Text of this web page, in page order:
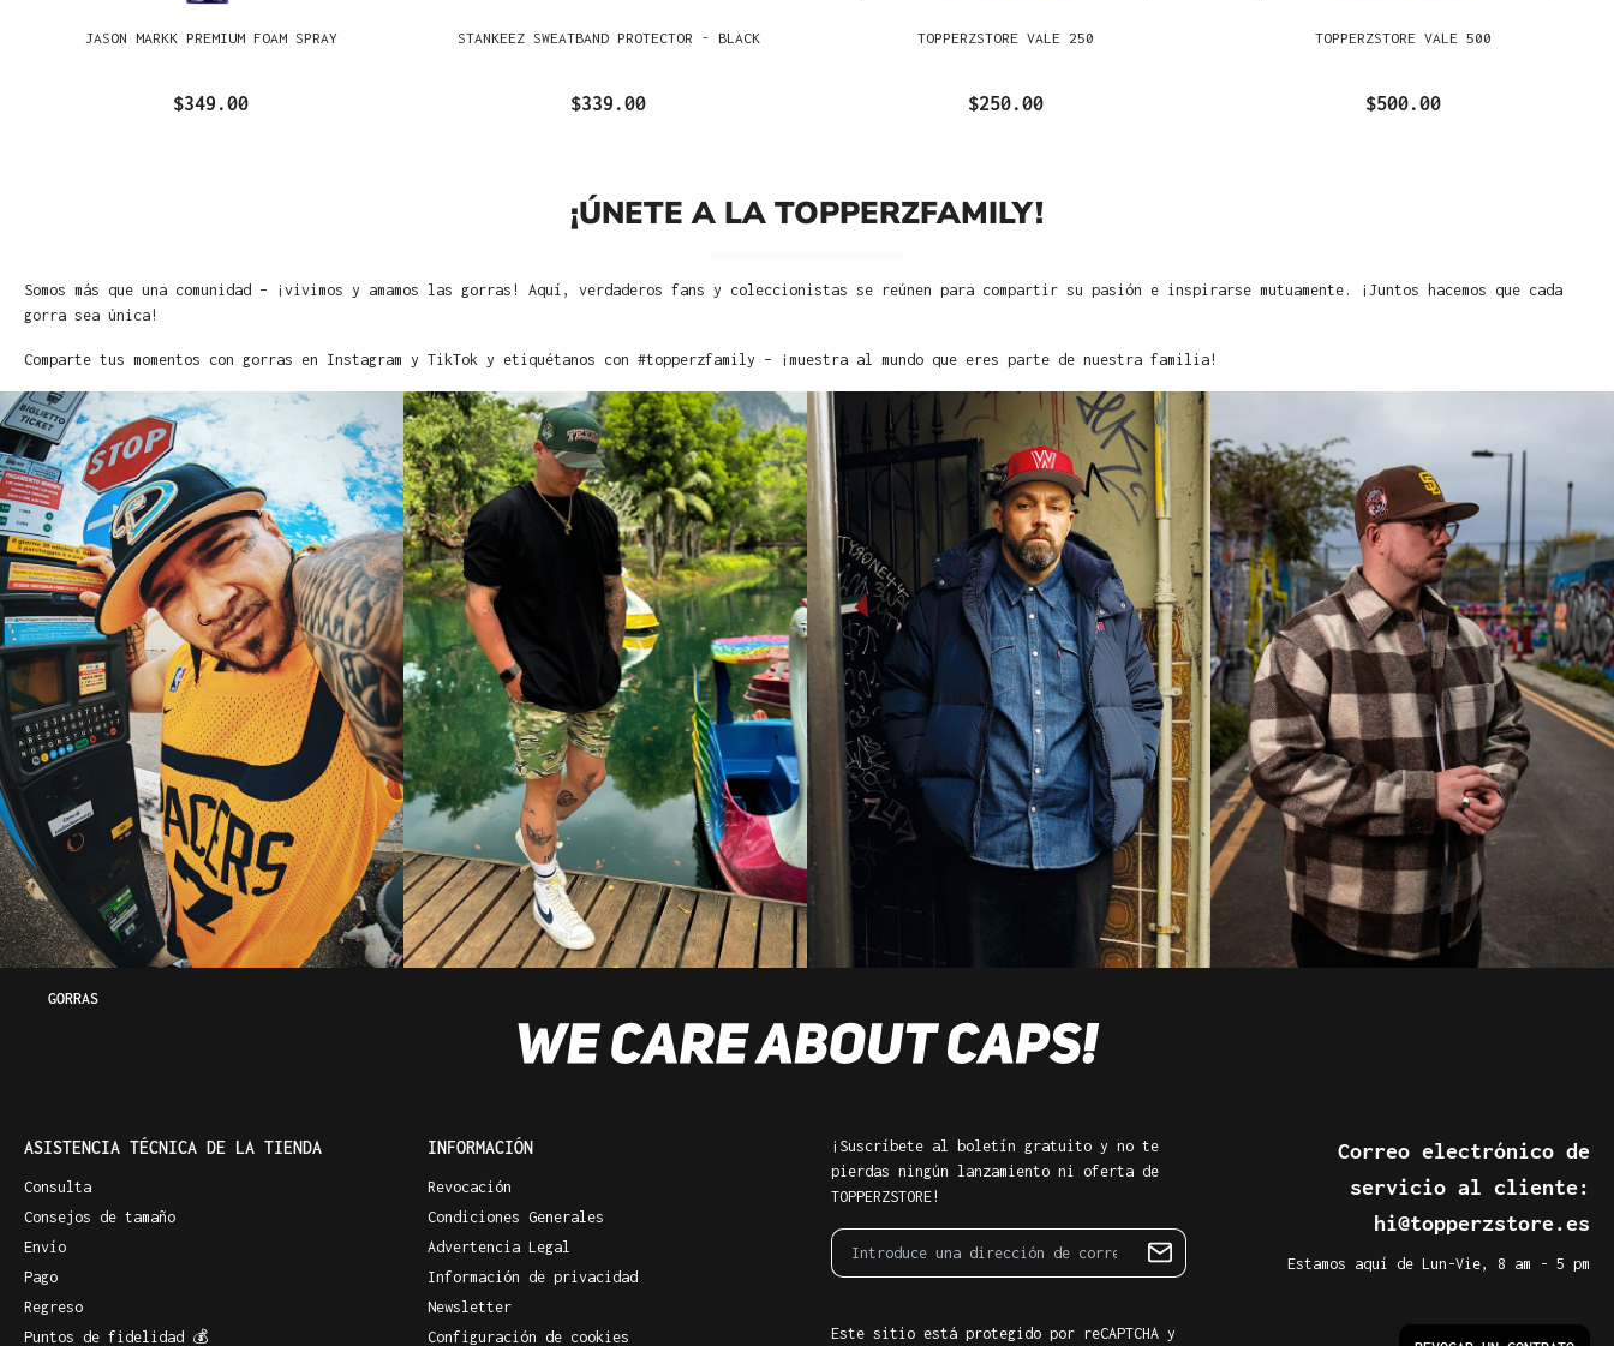
JASON MARKK PREMIUM FOAM SPRAY
$349.00
STANKEEZ SWEATBAND PROTECTOR - BLACK
$339.00
TOPPERZSTORE VALE 250
$250.00
TOPPERZSTORE VALE 500
$500.00
¡ÚNETE A LA TOPPERZFAMILY!
Somos más que una comunidad – ¡vivimos y amamos las gorras! Aquí, verdaderos fans y coleccionistas se reúnen para compartir su pasión e inspirarse mutuamente. ¡Juntos hacemos que cada
gorra sea única!
Comparte tus momentos con gorras en Instagram y TikTok y etiquétanos con #topperzfamily – ¡muestra al mundo que eres parte de nuestra familia!
GORRAS
ASISTENCIA TÉCNICA DE LA TIENDA
Consulta
Consejos de tamaño
Envío
Pago
Regreso
Puntos de fidelidad 💰
INFORMACIÓN
Revocación
Condiciones Generales
Advertencia Legal
Información de privacidad
Newsletter
Configuración de cookies
¡Suscríbete al boletín gratuito y no te
pierdas ningún lanzamiento ni oferta de
TOPPERZSTORE!
Este sitio está protegido por reCAPTCHA y
Correo electrónico de
servicio al cliente:
hi@topperzstore.es
Estamos aquí de Lun-Vie, 8 am - 5 pm